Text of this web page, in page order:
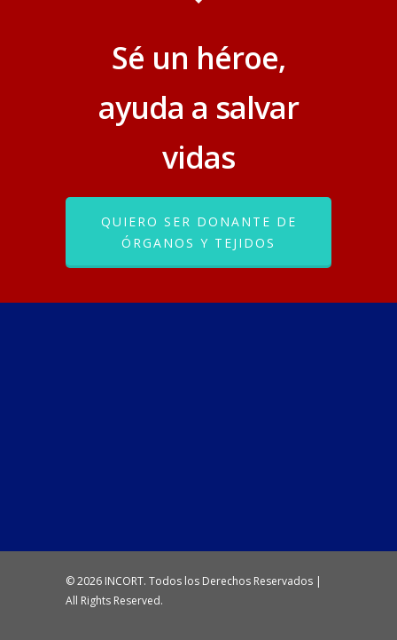
Sé un héroe,
ayuda a salvar
vidas
QUIERO SER DONANTE DE
ÓRGANOS Y TEJIDOS
© 2026 INCORT. Todos los Derechos Reservados |
All Rights Reserved.